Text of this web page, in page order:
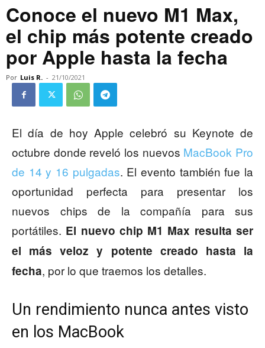
Conoce el nuevo M1 Max,
el chip más potente creado
por Apple hasta la fecha
Por Luis R. - 21/10/2021
El día de hoy Apple celebró su Keynote de
octubre donde reveló los nuevos MacBook Pro
de 14 y 16 pulgadas. El evento también fue la
oportunidad perfecta para presentar los
nuevos chips de la compañía para sus
portátiles. El nuevo chip M1 Max resulta ser
el más veloz y potente creado hasta la
fecha, por lo que traemos los detalles.
Un rendimiento nunca antes visto
en los MacBook